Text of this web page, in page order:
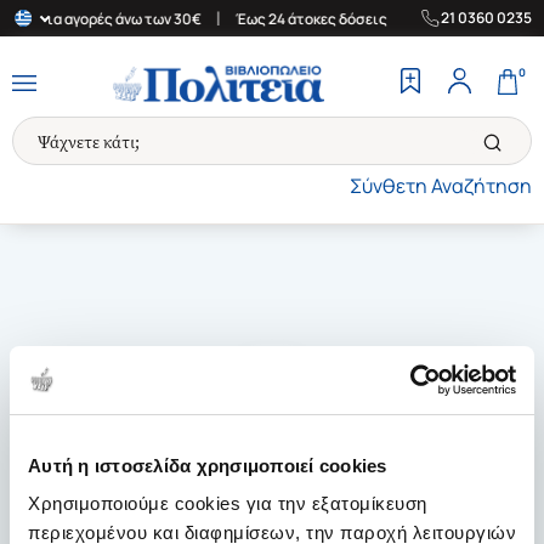
Αυτή η ιστοσελίδα χρησιμοποιεί cookies
Χρησιμοποιούμε cookies για την εξατομίκευση
περιεχομένου και διαφημίσεων, την παροχή λειτουργιών
για αγορές άνω των 30€ Έως 24 άτοκες δόσεις | Δωρεάν
21 0360 0235
Σύνθετη Αναζήτηση
0